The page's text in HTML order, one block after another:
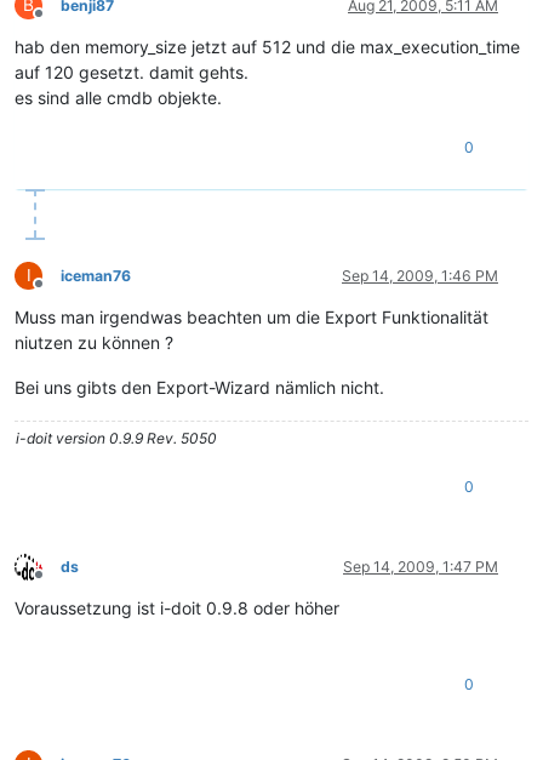
B
Offline
benji87 Aug 21, 2009, 5:11 AM
hab den memory_size jetzt auf 512 und die max_execution_time
auf 120 gesetzt. damit gehts.
es sind alle cmdb objekte.
0
I
Offline
iceman76 Sep 14, 2009, 1:46 PM
Muss man irgendwas beachten um die Export Funktionalität
niutzen zu können ?
Bei uns gibts den Export-Wizard nämlich nicht.
i-doit version 0.9.9 Rev. 5050
0
Offline
ds Sep 14, 2009, 1:47 PM
Voraussetzung ist i-doit 0.9.8 oder höher
0